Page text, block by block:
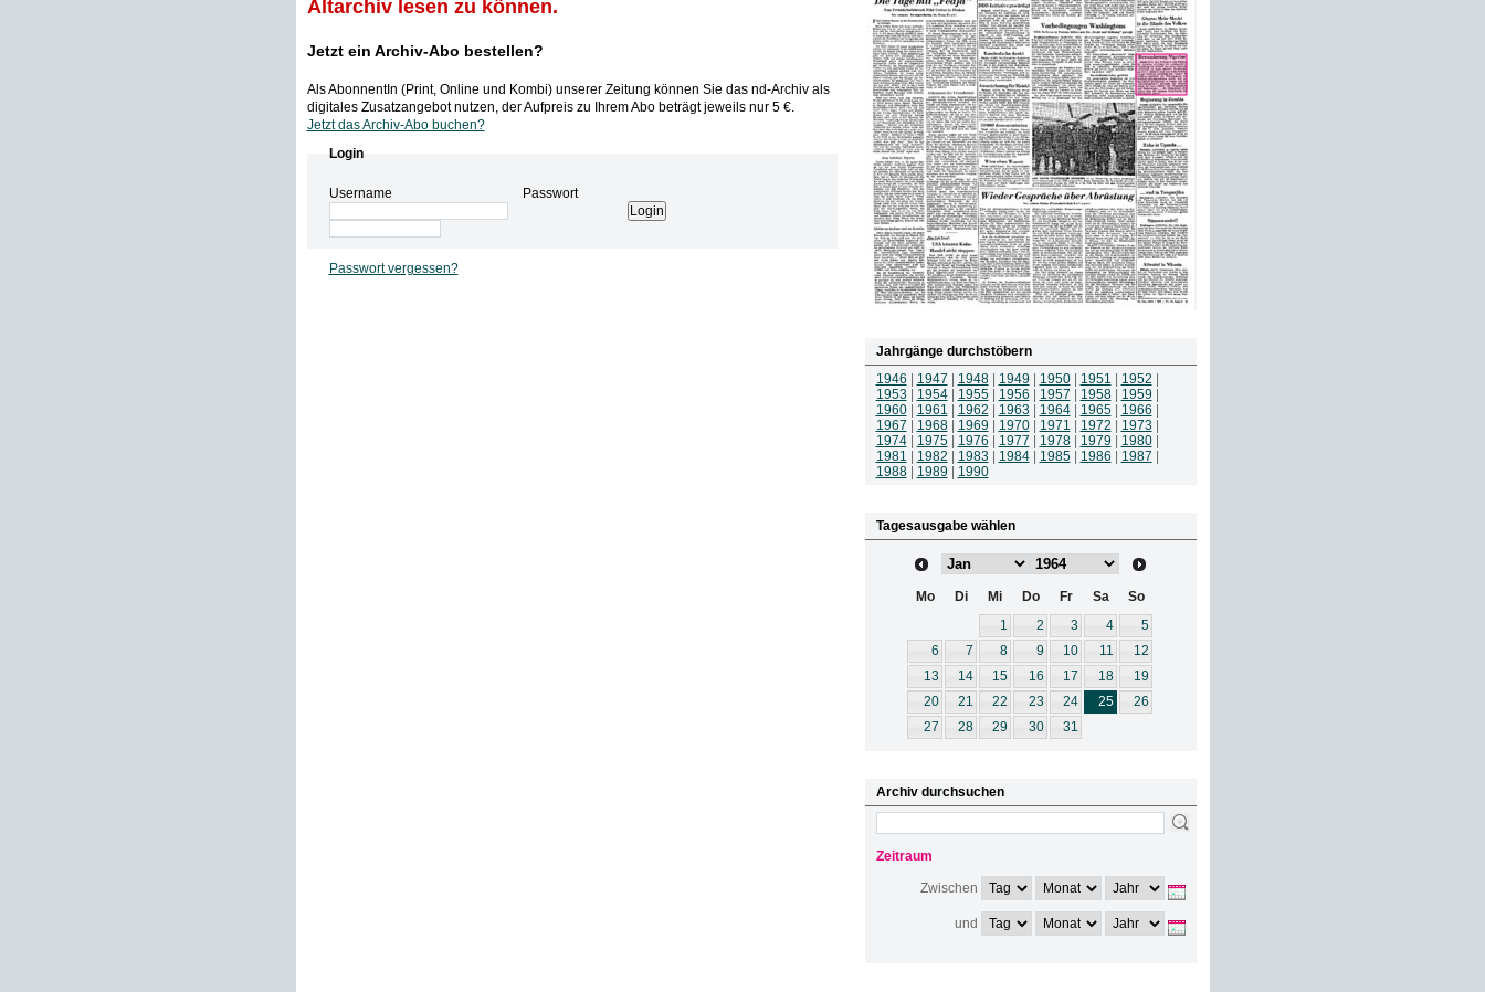
Altarchiv lesen zu können.
Jetzt ein Archiv-Abo bestellen?
Als AbonnentIn (Print, Online und Kombi) unserer Zeitung können Sie das nd-Archiv als
digitales Zusatzangebot nutzen, der Aufpreis zu Ihrem Abo beträgt jeweils nur 5 €.
Jetzt das Archiv-Abo buchen?
Login
Username Passwort
Passwort vergessen?
Jahrgänge durchstöbern
1946
1947 1948| 1949 1950| 1951 1952
1953
1954| 1955| 1956 1957 1958| 1959
1960| 1961 1962 1963 1964| 1965| 1966
1967
1968| 1969 1970| 1971 1972 1973
1974| 1975| 1976 1977 1978| 1979 1980|
1981
1982 1983 1984| 1985| 1986 1987
1988| 1989 1990
Tagesausgabe wählen
Mo Di Mi Do Fr Sa
So
1
2 3 4
5
6
7 8 9 10 11
12
13
14 15 16 17 18
19
20
21 22 23 24 25
26
27
28 29 30 31
Archiv durchsuchen
Zeitraum
Zwischen
und